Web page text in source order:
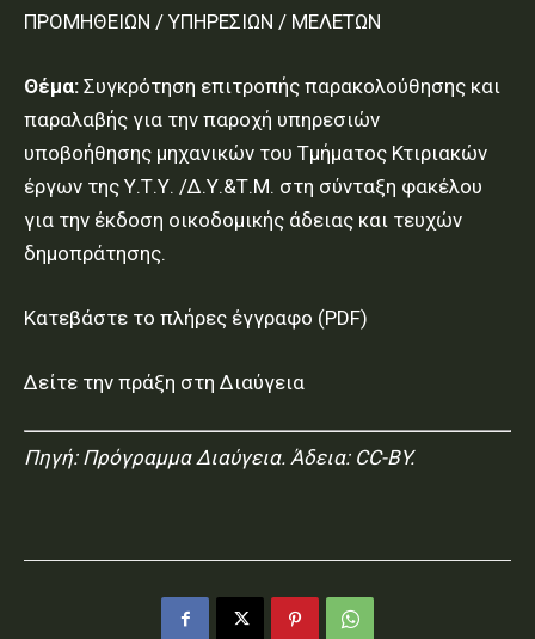
ΠΡΟΜΗΘΕΙΩΝ / ΥΠΗΡΕΣΙΩΝ / ΜΕΛΕΤΩΝ
Θέμα: Συγκρότηση επιτροπής παρακολούθησης και
παραλαβής για την παροχή υπηρεσιών
υποβοήθησης μηχανικών του Τμήματος Κτιριακών
έργων της Υ.Τ.Υ. /Δ.Υ.&Τ.Μ. στη σύνταξη φακέλου
για την έκδοση οικοδομικής άδειας και τευχών
δημοπράτησης.
Κατεβάστε το πλήρες έγγραφο (PDF)
Δείτε την πράξη στη Διαύγεια
Πηγή: Πρόγραμμα Διαύγεια. Άδεια: CC-BY.